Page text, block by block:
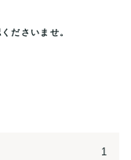
ださいませ。
1